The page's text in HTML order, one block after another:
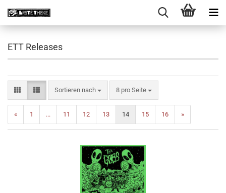
ETT Releases
Sortieren nach
Sortieren nach 8 pro Seite
pro Seite
« 1 ... 11 12 13 14 15 16 »